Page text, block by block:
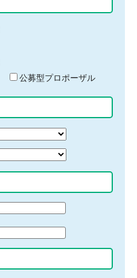
公募型プロポーザル